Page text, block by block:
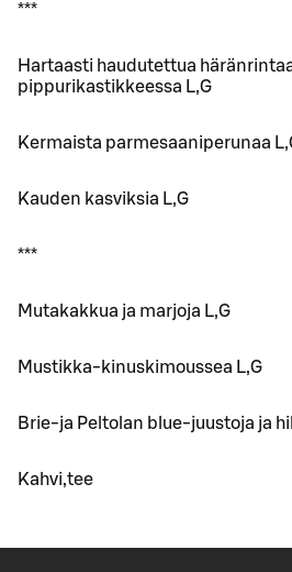
***
Hartaasti haudutettua
pippurikastikkeessa L,G
Kermaista parmesaaniperunaa
Kauden kasviksia L,G
***
Mutakakkua ja marjoja L,G
Mustikka-kinuskimoussea L,G
Brie-ja Peltolan blue-juustoja ja
Kahvi,tee